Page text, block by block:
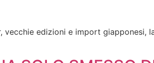
edizioni e import giapponesi,